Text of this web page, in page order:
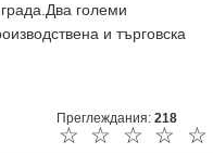
големи
и търговска
Преглеждания: 218
☆
☆
☆
☆
☆